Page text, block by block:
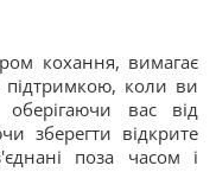
кохання, вимагає
підтримкою, коли ви
вас від
зберегти відкрите
поза часом і